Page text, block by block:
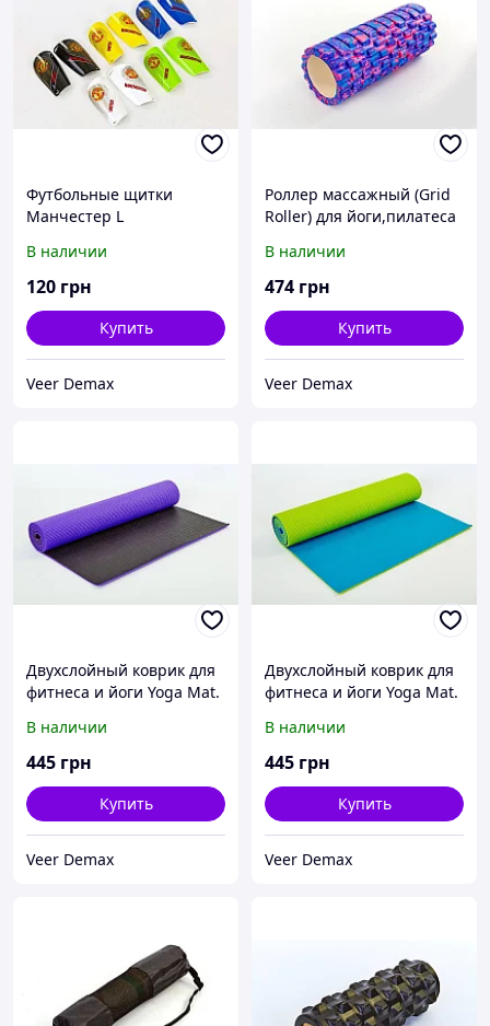
Футбольные щитки
Манчестер L
В наличии
120 грн
Купить
Veer Demax
Роллер массажный (Grid
Roller) для йоги,пилатеса
14 см розовый-
фиолетовый
В наличии
474 грн
Купить
Veer Demax
Двухслойный коврик для
фитнеса и йоги Yoga Mat.
1.73*0.61*6mm)
фиолетовый-черный
В наличии
445 грн
Купить
Veer Demax
Двухслойный коврик для
фитнеса и йоги Yoga Mat.
1.73*0.61*6mm)
салатовый-голубой
В наличии
445 грн
Купить
Veer Demax